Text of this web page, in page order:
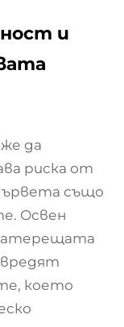
и
да
риска от
също
Освен
което